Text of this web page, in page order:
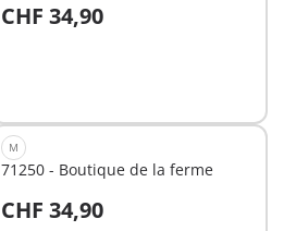
CHF 34,90
Au panier
M
71250 - Boutique de la ferme
CHF 34,90
Au panier